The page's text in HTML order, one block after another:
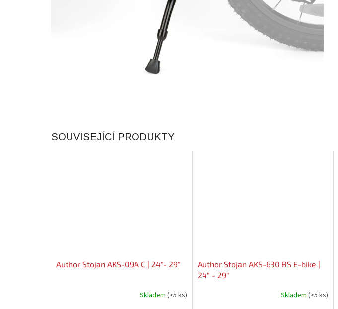
SOUVISEJÍCÍ PRODUKTY
Author Stojan AKS-09A C | 24"- 29"
Skladem (>5 ks)
Author Stojan AKS-630 RS E-bike |
24" - 29"
Skladem (>5 ks)